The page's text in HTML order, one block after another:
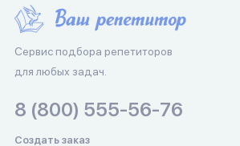
Сервис подбора репетиторов
для любых задач.
Создать заказ
8 (800) 555-56-76